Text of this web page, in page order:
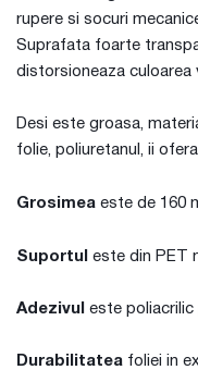
rupere si socuri
Suprafata foarte
distorsioneaza culoarea
Desi este groasa,
folie, poliuretanul, ii
Grosimea este de 160
Suportul este din PET
Adezivul este poliacrilic
Durabilitatea foliei in